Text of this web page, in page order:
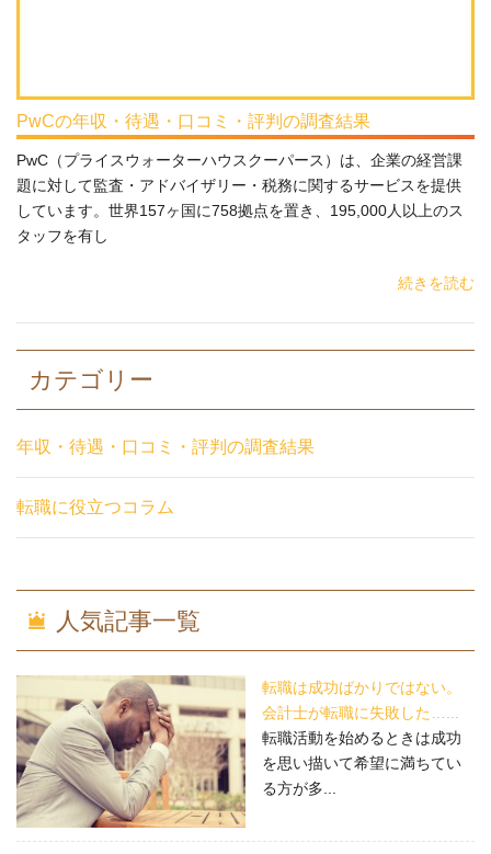
PwCの年収・待遇・口コミ・評判の調査結果
PwC（プライスウォーターハウスクーパース）は、企業の経営課
題に対して監査・アドバイザリー・税務に関するサービスを提供
しています。世界157ヶ国に758拠点を置き、195,000人以上のス
タッフを有し
続きを読む
カテゴリー
年収・待遇・口コミ・評判の調査結果
転職に役立つコラム
人気記事一覧
転職は成功ばかりではない。
会計士が転職に失敗した…...
転職活動を始めるときは成功
を思い描いて希望に満ちてい
る方が多...